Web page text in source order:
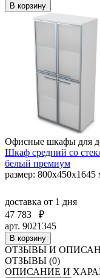
В корзину
Офисные шкафы для
Шкаф средний со
белый премиум
размер: 800х450х1645
доставка от 1 дня
47 783
₽
арт. 9021345
В корзину
ОТЗЫВЫ И
ОТЗЫВЫ (0)
ОПИСАНИЕ И